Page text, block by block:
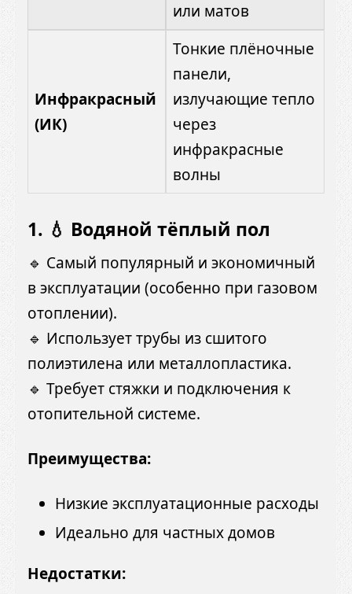
или матов
Инфракрасный
(ИК)
Тонкие плёночные
панели,
излучающие тепло
через
инфракрасные
волны
1. 💧 Водяной тёплый пол
🔹 Самый популярный и экономичный
в эксплуатации (особенно при газовом
отоплении).
🔹 Использует трубы из сшитого
полиэтилена или металлопластика.
🔹 Требует стяжки и подключения к
отопительной системе.
Преимущества:
Низкие эксплуатационные расходы
Идеально для частных домов
Недостатки: